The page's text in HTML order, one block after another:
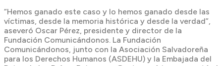
“Hemos ganado este caso y lo hemos ganado desde las
víctimas, desde la memoria histórica y desde la verdad”,
aseveró Oscar Pérez, presidente y director de la
Fundación Comunicándonos. La Fundación
Comunicándonos, junto con la Asociación Salvadoreña
para los Derechos Humanos (ASDEHU) y la Embajada del